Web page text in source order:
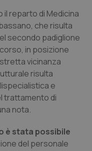
reparto di Medicina
che risulta
secondo padiglione
in posizione
vicinanza
risulta
e
trattamento di
nota.
è stata possibile
del personale